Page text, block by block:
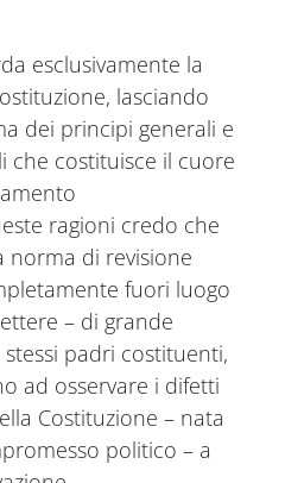
esclusivamente la
lasciando
dei principi generali e
costituisce il cuore
ragioni credo che
norma di revisione
fuori luogo
– di grande
padri costituenti,
ad osservare i difetti
Costituzione – nata
politico – a